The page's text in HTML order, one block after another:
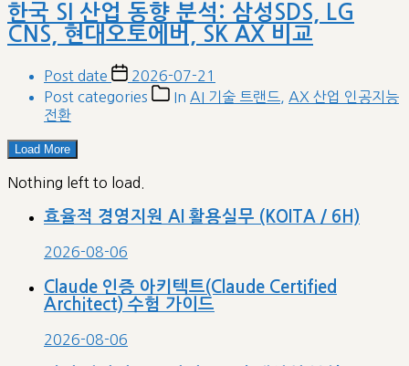
한국 SI 산업 동향 분석: 삼성SDS, LG
CNS, 현대오토에버, SK AX 비교
Post date
2026-07-21
Post categories
In AI 기술 트랜드
AX 산업 인공지능
전환
Load More
Nothing left to load.
효율적 경영지원 AI 활용실무 (KOITA / 6H)
2026-08-06
Claude 인증 아키텍트(Claude Certified
Architect) 수험 가이드
2026-08-06